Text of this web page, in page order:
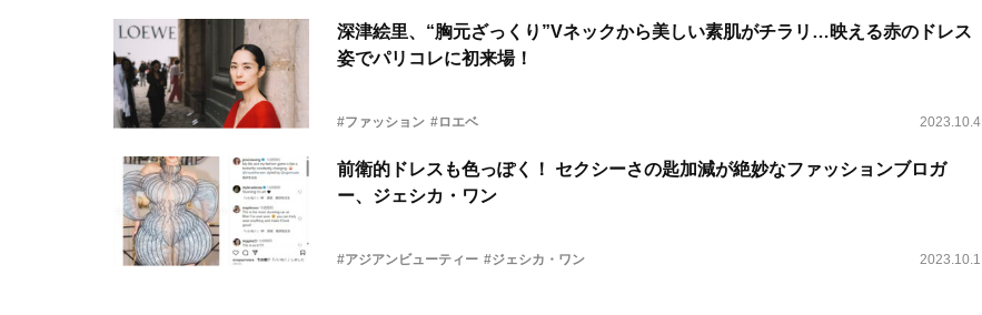
深津絵里、“胸元ざっくり”Vネックから美しい素肌がチラリ…映える赤のドレス
姿でパリコレに初来場！
#ファッション #ロエベ 2023.10.4
前衛的ドレスも色っぽく！ セクシーさの匙加減が絶妙なファッションブロガ
ー、ジェシカ・ワン
#アジアンビューティー #ジェシカ・ワン 2023.10.1